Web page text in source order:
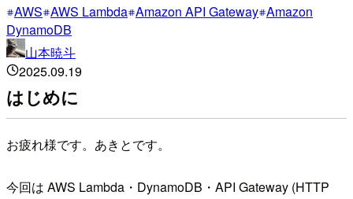
AWS AWS Lambda Amazon API Gateway Amazon
DynamoDB
山本暁斗
2025.09.19
はじめに
お疲れ様です。あきとです。
今回は AWS Lambda・DynamoDB・API Gateway (HTTP